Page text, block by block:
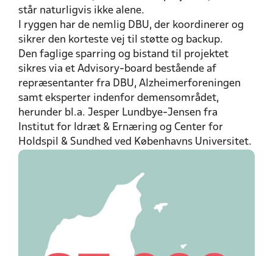
står naturligvis ikke alene.
I ryggen har de nemlig DBU, der koordinerer og
sikrer den korteste vej til støtte og backup.
Den faglige sparring og bistand til projektet
sikres via et Advisory-board bestående af
repræsentanter fra DBU, Alzheimerforeningen
samt eksperter indenfor demensområdet,
herunder bl.a. Jesper Lundbye-Jensen fra
Institut for Idræt & Ernæring og Center for
Holdspil & Sundhed ved Københavns Universitet.